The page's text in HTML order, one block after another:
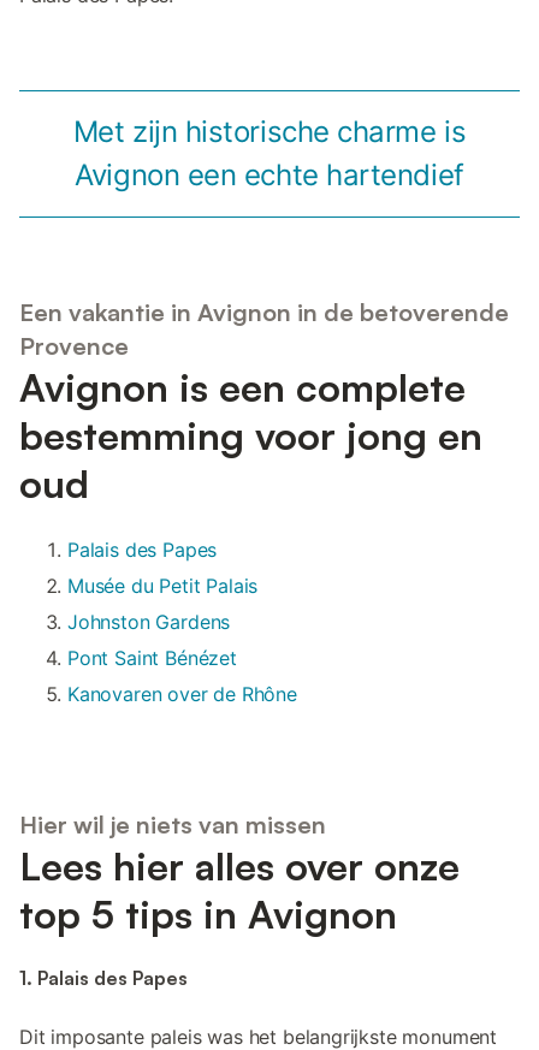
Met zijn historische charme is
Avignon een echte hartendief
Een vakantie in Avignon in de betoverende
Provence
Avignon is een complete
bestemming voor jong en
oud
Palais des Papes
Musée du Petit Palais
Johnston Gardens
Pont Saint Bénézet
Kanovaren over de Rhône
Hier wil je niets van missen
Lees hier alles over onze
top 5 tips in Avignon
1. Palais des Papes
Dit imposante paleis was het belangrijkste monument